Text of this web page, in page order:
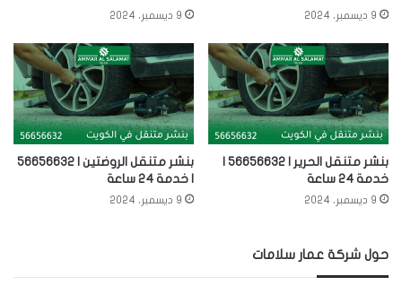
9 ديسمبر، 2024 9 ديسمبر، 2024
خدمة 24 ساعة
9 ديسمبر، 2024
بنشر متنقل الروضتين | 56656632
| خدمة 24 ساعة
9 ديسمبر، 2024
حول شركة عمار سلامات